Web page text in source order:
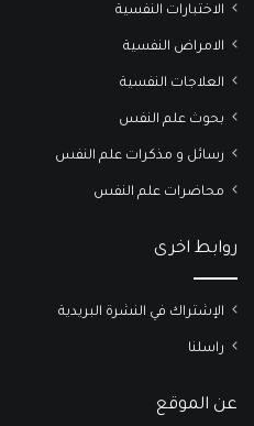
الاختبارات النفسية
الامراض النفسية
العلاجات النفسية
بحوث علم النفس
رسائل و مذكرات علم النفس
محاضرات علم النفس
روابط اخرى
الإشتراك في النشرة البريدية
راسلنا
عن الموقع